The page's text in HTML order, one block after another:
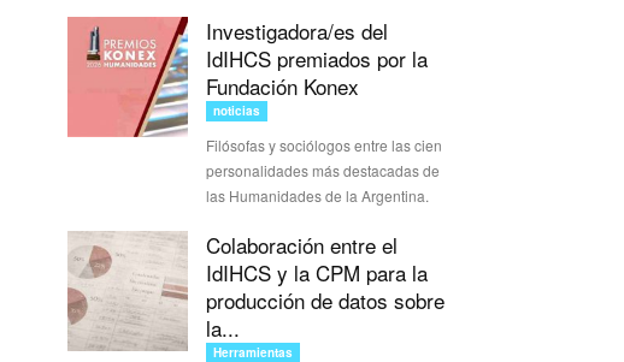
Investigadora/es del
IdIHCS premiados por la
Fundación Konex
noticias
Filósofas y sociólogos entre las cien
personalidades más destacadas de
las Humanidades de la Argentina.
Colaboración entre el
IdIHCS y la CPM para la
producción de datos sobre
la...
Herramientas